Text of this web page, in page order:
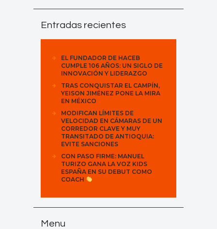
Entradas recientes
EL FUNDADOR DE HACEB
CUMPLE 106 AÑOS: UN SIGLO DE
INNOVACIÓN Y LIDERAZGO
TRAS CONQUISTAR EL CAMPÍN,
YEISON JIMÉNEZ PONE LA MIRA
EN MÉXICO
MODIFICAN LÍMITES DE
VELOCIDAD EN CÁMARAS DE UN
CORREDOR CLAVE Y MUY
TRANSITADO DE ANTIOQUIA:
EVITE SANCIONES
CON PASO FIRME: MANUEL
TURIZO GANA LA VOZ KIDS
ESPAÑA EN SU DEBUT COMO
COACH
Menu